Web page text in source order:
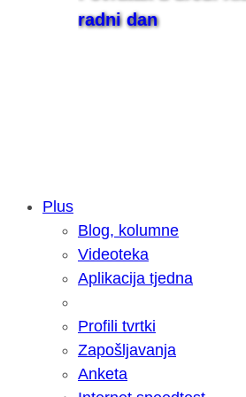
radni dan
Samsung otkrio
razvoja donijelo
Plus
Blog, kolumne
Videoteka
Aplikacija tjedna
Profili tvrtki
Zapošljavanja
Anketa